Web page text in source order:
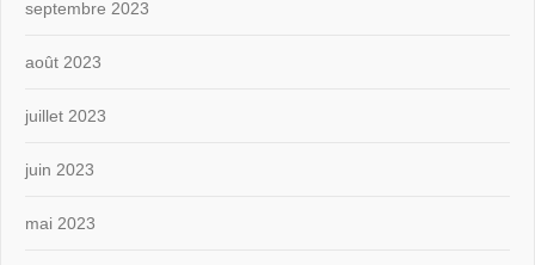
septembre 2023
août 2023
juillet 2023
juin 2023
mai 2023